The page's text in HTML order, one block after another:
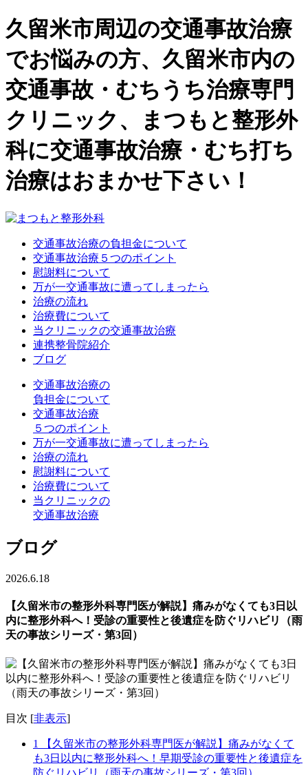
久留米市周辺の交通事故治療
でお悩みの方、久留米市内の
交通事故・むちうち治療専門
クリニック、まつもと整形外
科に交通事故治療・むち打ち
治療はおまかせ下さい！
交通事故治療の負担金について
交通事故治療５つのポイント
慰謝料について
万が一交通事故に遭ってしまったら
治療の流れ
治療費について
当クリニックの交通事故治療
連携整骨院紹介
ブログ
交通事故治療の
負担金について
交通事故治療
５つのポイント
万が一交通事故に遭ってしまったら
治療の流れ
慰謝料について
治療費について
当クリニックの
交通事故治療
ブログ
2026.6.18
【久留米市の整形外科専門医が解説】痛みがなくても3日以
内に整形外科へ！受診の重要性と後遺症を防ぐリハビリ（雨
天の事故シリーズ・第3回）
目次 [非表示]
1 【久留米市の整形外科専門医が解説】痛みがなくて
も3日以内に整形外科へ！早期受診の重要性と後遺症を